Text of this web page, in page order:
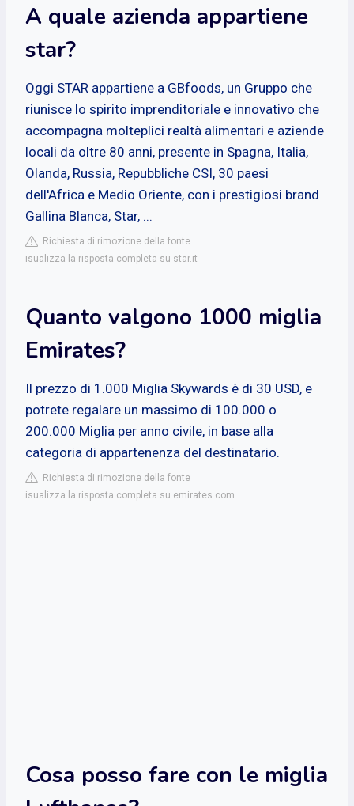
A quale azienda appartiene
star?
Oggi STAR appartiene a GBfoods, un Gruppo che
riunisce lo spirito imprenditoriale e innovativo che
accompagna molteplici realtà alimentari e aziende
locali da oltre 80 anni, presente in Spagna, Italia,
Olanda, Russia, Repubbliche CSI, 30 paesi
dell'Africa e Medio Oriente, con i prestigiosi brand
Gallina Blanca, Star, ...
Richiesta di rimozione della fonte
isualizza la risposta completa su star.it
Quanto valgono 1000 miglia
Emirates?
Il prezzo di 1.000 Miglia Skywards è di 30 USD, e
potrete regalare un massimo di 100.000 o
200.000 Miglia per anno civile, in base alla
categoria di appartenenza del destinatario.
Richiesta di rimozione della fonte
isualizza la risposta completa su emirates.com
Cosa posso fare con le miglia